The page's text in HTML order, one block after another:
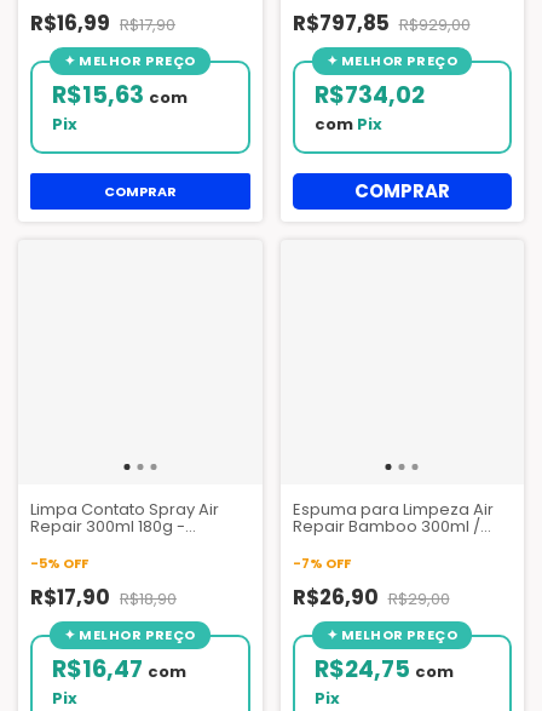
R$16,99 R$17,90
R$15,63 com
Pix
COMPRAR
R$797,85 R$929,00
R$734,02
com Pix
Limpa Contato Spray Air
Repair 300ml 180g -
PESCAN
-5% OFF
R$17,90 R$18,90
R$16,47 com
Pix
Espuma para Limpeza Air
Repair Bamboo 300ml /
290g - Pescan
-7% OFF
R$26,90 R$29,00
R$24,75 com
Pix